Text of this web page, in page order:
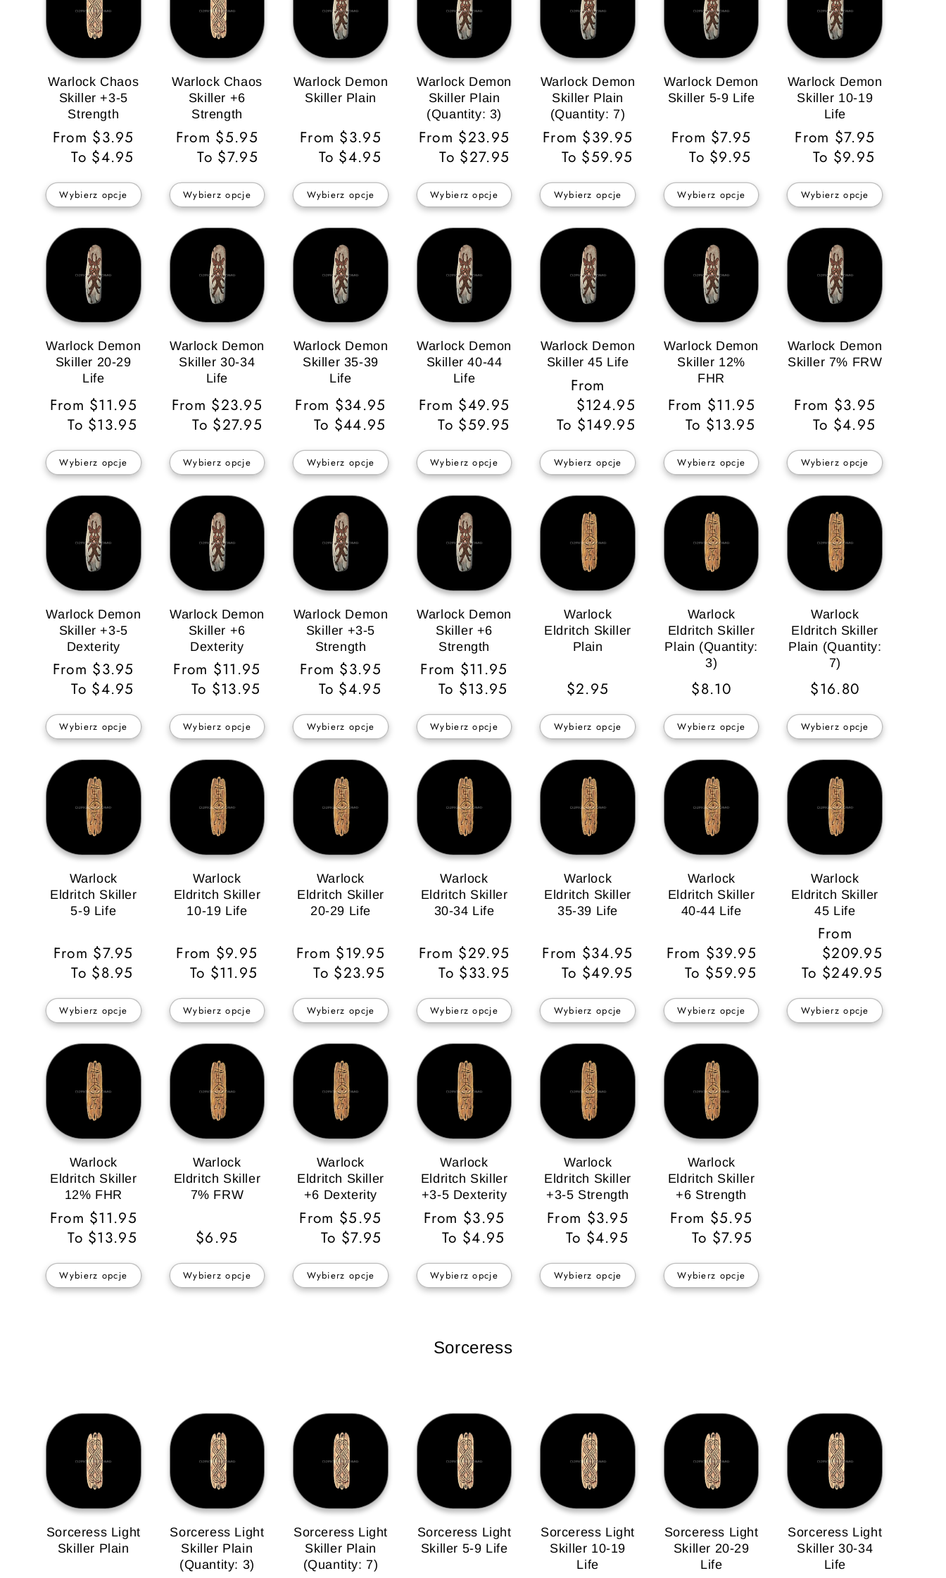
Warlock Chaos
Skiller +3-5
Strength
Cena
regularna
From $3.95
To $4.95
Wybierz opcje
Warlock Chaos
Skiller +6
Strength
Cena
regularna
From $5.95
To $7.95
Wybierz opcje
Warlock Demon
Skiller Plain
Cena
regularna
From $3.95
To $4.95
Wybierz opcje
Warlock Demon
Skiller Plain
(Quantity: 3)
Cena
regularna
From $23.95
To $27.95
Wybierz opcje
Warlock Demon
Skiller Plain
(Quantity: 7)
Cena
regularna
From $39.95
To $59.95
Wybierz opcje
Warlock Demon
Skiller 5-9 Life
Cena
regularna
From $7.95
To $9.95
Wybierz opcje
Warlock Demon
Skiller 10-19
Life
Cena
regularna
From $7.95
To $9.95
Wybierz opcje
Warlock Demon
Skiller 20-29
Life
Cena
regularna
From $11.95
To $13.95
Wybierz opcje
Warlock Demon
Skiller 30-34
Life
Cena
regularna
From $23.95
To $27.95
Wybierz opcje
Warlock Demon
Skiller 35-39
Life
Cena
regularna
From $34.95
To $44.95
Wybierz opcje
Warlock Demon
Skiller 40-44
Life
Cena
regularna
From $49.95
To $59.95
Wybierz opcje
Warlock Demon
Skiller 45 Life
Cena
regularna
From
$124.95
To $149.95
Wybierz opcje
Warlock Demon
Skiller 12%
FHR
Cena
regularna
From $11.95
To $13.95
Wybierz opcje
Warlock Demon
Skiller 7% FRW
Cena
regularna
From $3.95
To $4.95
Wybierz opcje
Warlock Demon
Skiller +3-5
Dexterity
Cena
regularna
From $3.95
To $4.95
Wybierz opcje
Warlock Demon
Skiller +6
Dexterity
Cena
regularna
From $11.95
To $13.95
Wybierz opcje
Warlock Demon
Skiller +3-5
Strength
Cena
regularna
From $3.95
To $4.95
Wybierz opcje
Warlock Demon
Skiller +6
Strength
Cena
regularna
From $11.95
To $13.95
Wybierz opcje
Warlock
Eldritch Skiller
Plain
Cena
regularna
$2.95
Wybierz opcje
Warlock
Eldritch Skiller
Plain (Quantity:
3)
Cena
regularna
$8.10
Wybierz opcje
Warlock
Eldritch Skiller
Plain (Quantity:
7)
Cena
regularna
$16.80
Wybierz opcje
Warlock
Eldritch Skiller
5-9 Life
Cena
regularna
From $7.95
To $8.95
Wybierz opcje
Warlock
Eldritch Skiller
10-19 Life
Cena
regularna
From $9.95
To $11.95
Wybierz opcje
Warlock
Eldritch Skiller
20-29 Life
Cena
regularna
From $19.95
To $23.95
Wybierz opcje
Warlock
Eldritch Skiller
30-34 Life
Cena
regularna
From $29.95
To $33.95
Wybierz opcje
Warlock
Eldritch Skiller
35-39 Life
Cena
regularna
From $34.95
To $49.95
Wybierz opcje
Warlock
Eldritch Skiller
40-44 Life
Cena
regularna
From $39.95
To $59.95
Wybierz opcje
Warlock
Eldritch Skiller
45 Life
Cena
regularna
From
$209.95
To $249.95
Wybierz opcje
Warlock
Eldritch Skiller
12% FHR
Cena
regularna
From $11.95
To $13.95
Wybierz opcje
Warlock
Eldritch Skiller
7% FRW
Cena
regularna
$6.95
Wybierz opcje
Warlock
Eldritch Skiller
+6 Dexterity
Cena
regularna
From $5.95
To $7.95
Wybierz opcje
Warlock
Eldritch Skiller
+3-5 Dexterity
Cena
regularna
From $3.95
To $4.95
Wybierz opcje
Warlock
Eldritch Skiller
+3-5 Strength
Cena
regularna
From $3.95
To $4.95
Wybierz opcje
Warlock
Eldritch Skiller
+6 Strength
Cena
regularna
From $5.95
To $7.95
Wybierz opcje
Sorceress
Sorceress Light
Skiller Plain
Sorceress Light
Skiller Plain
(Quantity: 3)
Sorceress Light
Skiller Plain
(Quantity: 7)
Sorceress Light
Skiller 5-9 Life
Sorceress Light
Skiller 10-19
Life
Sorceress Light
Skiller 20-29
Life
Sorceress Light
Skiller 30-34
Life